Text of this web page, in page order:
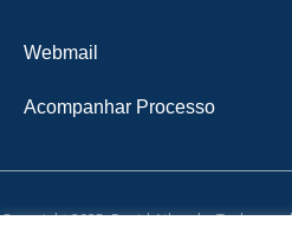
Webmail
Acompanhar Processo
Copyright 2025, David Athayde. Todos os